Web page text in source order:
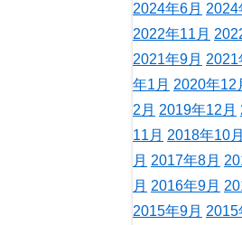
2024年6月 2024
2022年11月
2021年9月 2021
年1月 2020年12
2月 2019年12月
11月 2018年10月
月 2017年8月
月 2016年9月
2015年9月 2015